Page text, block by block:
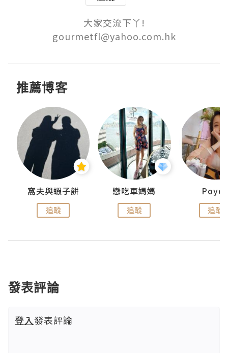
大家交流下丫!
gourmetfl@yahoo.com.hk
推薦博客
窩夫與蝦子餅
追蹤
戀吃車媽媽
追蹤 追蹤
發表評論
登入發表評論